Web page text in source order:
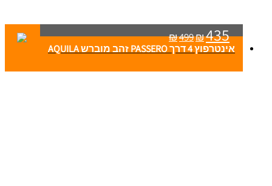
₪499₪435
אינטרפוץ 4 דרך PASSERO זהב מוברש AQUILA